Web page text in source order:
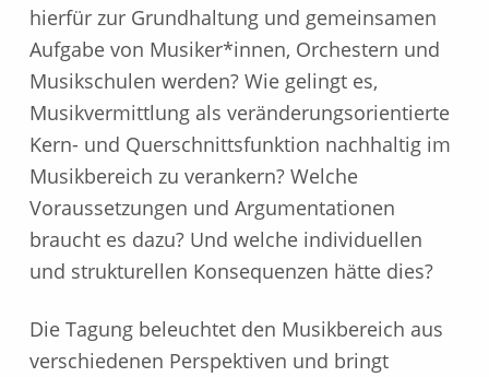
hierfür zur Grundhaltung und gemeinsamen
Aufgabe von Musiker*innen, Orchestern und
Musikschulen werden? Wie gelingt es,
Musikvermittlung als veränderungsorientierte
Kern- und Querschnittsfunktion nachhaltig im
Musikbereich zu verankern? Welche
Voraussetzungen und Argumentationen
braucht es dazu? Und welche individuellen
und strukturellen Konsequenzen hätte dies?
Die Tagung beleuchtet den Musikbereich aus
verschiedenen Perspektiven und bringt